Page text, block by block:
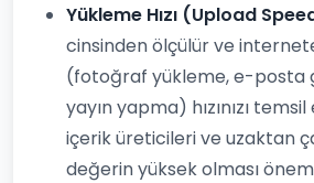
Yükleme Hızı (Upload
cinsinden ölçülür ve
(fotoğraf yükleme, e-posta
yayın yapma) hızınızı
içerik üreticileri ve uzaktan
değerin yüksek olması